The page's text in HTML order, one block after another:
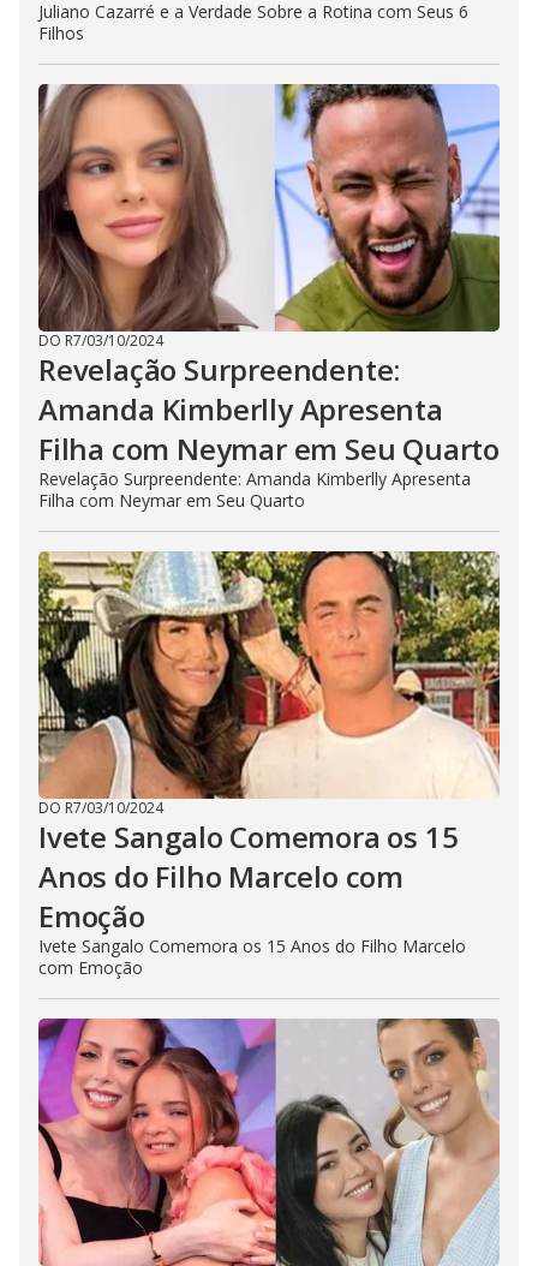
Juliano Cazarré e a Verdade Sobre a Rotina com Seus 6
Filhos
DO R7/03/10/2024
Revelação Surpreendente:
Amanda Kimberlly Apresenta
Filha com Neymar em Seu Quarto
Revelação Surpreendente: Amanda Kimberlly Apresenta
Filha com Neymar em Seu Quarto
DO R7/03/10/2024
Ivete Sangalo Comemora os 15
Anos do Filho Marcelo com
Emoção
Ivete Sangalo Comemora os 15 Anos do Filho Marcelo
com Emoção